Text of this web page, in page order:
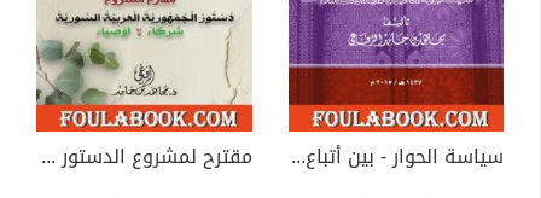
سياسة الحوار - بين أتباع الأديان والثقافات
مقترح لمشروع الدستور السوري